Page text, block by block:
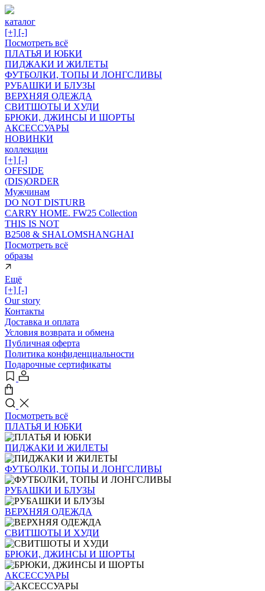
каталог
[+] [-]
Посмотреть всё
ПЛАТЬЯ И ЮБКИ
ПИДЖАКИ И ЖИЛЕТЫ
ФУТБОЛКИ, ТОПЫ И ЛОНГСЛИВЫ
РУБАШКИ И БЛУЗЫ
ВЕРХНЯЯ ОДЕЖДА
СВИТШОТЫ И ХУДИ
БРЮКИ, ДЖИНСЫ И ШОРТЫ
АКСЕССУАРЫ
НОВИНКИ
коллекции
[+] [-]
OFFSIDE
(DIS)ORDER
Мужчинам
DO NOT DISTURB
CARRY HOME. FW25 Collection
THIS IS NOT
B2508 & SHALOMSHANGHAI
Посмотреть всё
образы
Ещё
[+] [-]
Our story
Контакты
Доставка и оплата
Условия возврата и обмена
Публичная оферта
Политика конфиденциальности
Подарочные сертификаты
Посмотреть всё
ПЛАТЬЯ И ЮБКИ
ПИДЖАКИ И ЖИЛЕТЫ
ФУТБОЛКИ, ТОПЫ И ЛОНГСЛИВЫ
РУБАШКИ И БЛУЗЫ
ВЕРХНЯЯ ОДЕЖДА
СВИТШОТЫ И ХУДИ
БРЮКИ, ДЖИНСЫ И ШОРТЫ
АКСЕССУАРЫ